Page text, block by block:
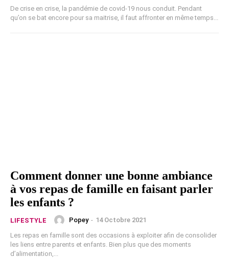
De crise en crise, la pandémie de covid-19 nous conduit. Pendant
qu’on se bat encore pour sa maitrise, il faut affronter en même temps...
Comment donner une bonne ambiance
à vos repas de famille en faisant parler
les enfants ?
LIFESTYLE Popey - 14 Octobre 2021
Les repas en famille sont des occasions à exploiter afin de consolider
les liens entre parents et enfants. Bien plus que des moments
d’alimentation,...